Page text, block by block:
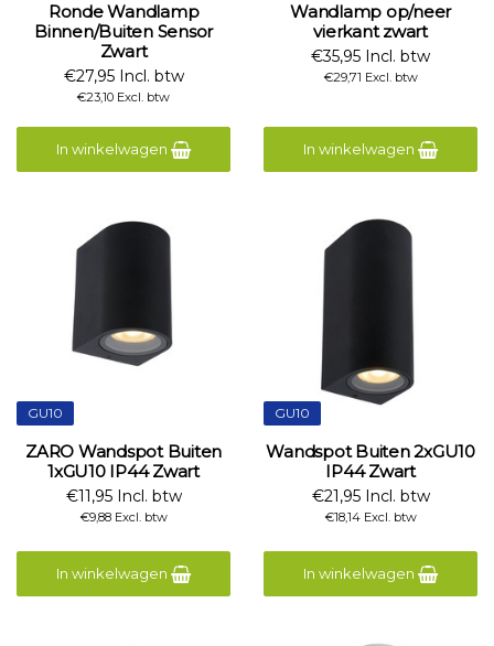
Ronde Wandlamp
Binnen/Buiten Sensor
Zwart
€27,95 Incl. btw
€23,10 Excl. btw
In winkelwagen
Wandlamp op/neer
vierkant zwart
€35,95 Incl. btw
€29,71 Excl. btw
In winkelwagen
GU10
ZARO Wandspot Buiten
1xGU10 IP44 Zwart
€11,95 Incl. btw
€9,88 Excl. btw
In winkelwagen
GU10
Wandspot Buiten 2xGU10
IP44 Zwart
€21,95 Incl. btw
€18,14 Excl. btw
In winkelwagen